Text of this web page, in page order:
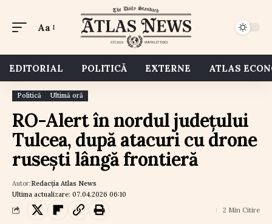
Aa
EDITORIAL POLITICĂ EXTERNE ATLAS
Politică Ultimă oră
RO-Alert în nordul județului
Tulcea, după atacuri cu drone
rusești lângă frontieră
Ultima actualizare: 07.04.2026 06:10
Autor:Redacția Atlas News
2 Min Citire